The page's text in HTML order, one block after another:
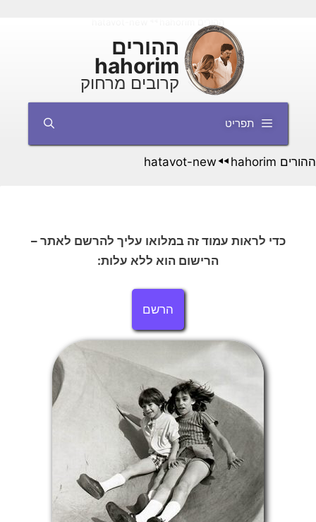
ההורים
hahorim
קרובים מרחוק
תפריט
ההורים hahorim ◄◄
hatavot-new
כדי לראות עמוד זה במלואו עליך להרשם לאתר –
הרישום הוא ללא עלות:
הרשם